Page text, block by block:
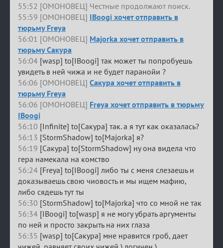
55:52 [ОМОНОВЕЦ] Честные продолжают поиск.
55:59 [ОМОНОВЕЦ] IBoogi хочет отправить в
тюрьму Freya
56:01 [ОМОНОВЕЦ] Majorka хочет отправить в
тюрьму Сакура
56:04 [wasp] to[IBoogi] так может ты попробуешь
увидеть в ней чижа и не будет паранойи ?
56:06 [ОМОНОВЕЦ] Сакура хочет отправить в
тюрьму Freya
56:06 [ОМОНОВЕЦ] Freya хочет отправить в тюрьму
IBoogi
56:10 [Infinite] to[Сакура] так. а я тут как оказалась?
56:13 [StormShadow] to[Majorka] я?
56:19 [Сакура] to[StormShadow] ну она видела что
гера намекала на комство
56:24 [Freya] to[IBoogi] либо ты с меня слезаешь и
доказываешь свою чиовость и мы ищем мафию,
либо сядешь тут ты
56:30 [StormShadow] to[Majorka] что со мной не так
56:34 [IBoogi] to[wasp] я не могу убрать аргументы
по ней и просто закрыть на них глаза
56:35 [wasp] to[Сакура] мне нравится гроб, дает